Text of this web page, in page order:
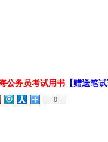
公务员考试用书 【赠送笔
0